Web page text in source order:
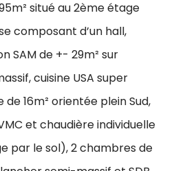
situé au 2ème étage
composant d’un hall,
SAM de +- 29m² sur
cuisine USA super
16m² orientée plein Sud,
et chaudière individuelle
par le sol), 2 chambres de